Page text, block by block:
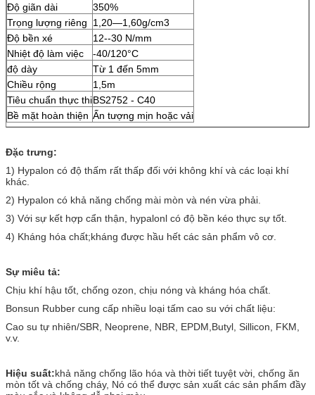
Độ giãn dài
350%
Trọng lượng riêng
1,20—1,60g/cm3
Độ bền xé
12--30 N/mm
Nhiệt độ làm việc
-40/120°C
độ dày
Từ 1 đến 5mm
Chiều rộng
1,5m
Tiêu chuẩn thực thiBS2752 - C40
Bề mặt hoàn thiện Ấn tượng mịn hoặc vải
Đặc trưng:
1) Hypalon có độ thấm rất thấp đối với không khí và các loại khí
khác.
2) Hypalon có khả năng chống mài mòn và nén vừa phải.
3) Với sự kết hợp cẩn thận, hypalonl có độ bền kéo thực sự tốt.
4) Kháng hóa chất;kháng được hầu hết các sản phẩm vô cơ.
Sự miêu tả:
Chịu khí hậu tốt, chống ozon, chịu nóng và kháng hóa chất.
Bonsun Rubber cung cấp nhiều loại tấm cao su với chất liệu:
Cao su tự nhiên/SBR, Neoprene, NBR, EPDM,Butyl, Sillicon, FKM,
v.v.
Hiệu suất:khả năng chống lão hóa và thời tiết tuyệt vời, chống ăn
mòn tốt và chống cháy, Nó có thể được sản xuất các sản phẩm đầy